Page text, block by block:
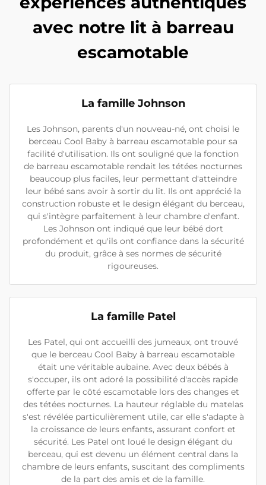
avec notre lit à barreau
escamotable
La famille Johnson
Les Johnson, parents d'un nouveau-né, ont choisi le
berceau Cool Baby à barreau escamotable pour sa
facilité d'utilisation. Ils ont souligné que la fonction
de barreau escamotable rendait les tétées nocturnes
beaucoup plus faciles, leur permettant d'atteindre
leur bébé sans avoir à sortir du lit. Ils ont apprécié la
construction robuste et le design élégant du berceau,
qui s'intègre parfaitement à leur chambre d'enfant.
Les Johnson ont indiqué que leur bébé dort
profondément et qu'ils ont confiance dans la sécurité
du produit, grâce à ses normes de sécurité
rigoureuses.
La famille Patel
Les Patel, qui ont accueilli des jumeaux, ont trouvé
que le berceau Cool Baby à barreau escamotable
était une véritable aubaine. Avec deux bébés à
s'occuper, ils ont adoré la possibilité d'accès rapide
offerte par le côté escamotable lors des changes et
des tétées nocturnes. La hauteur réglable du matelas
s'est révélée particulièrement utile, car elle s'adapte à
la croissance de leurs enfants, assurant confort et
sécurité. Les Patel ont loué le design élégant du
berceau, qui est devenu un élément central dans la
chambre de leurs enfants, suscitant des compliments
de la part des amis et de la famille.